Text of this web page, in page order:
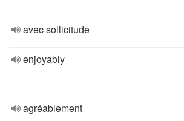
avec sollicitude
enjoyably
agréablement